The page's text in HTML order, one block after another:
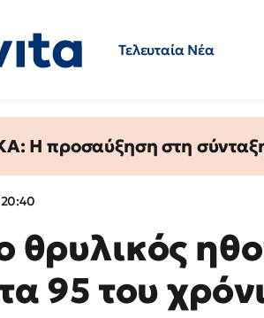
Τελευταία Νέα
Η προσαύξηση στη σύνταξη
θρυλικός
95 του